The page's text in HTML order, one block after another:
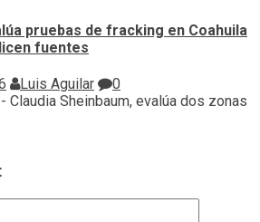
pruebas de fracking en Coahuila
fuentes
Luis Aguilar
0
Claudia Sheinbaum, evalúa ⁠dos zonas